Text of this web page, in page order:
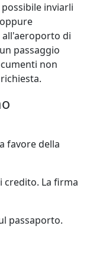
inviarli
di
passaggio
non
favore della
credito. La firma
passaporto.